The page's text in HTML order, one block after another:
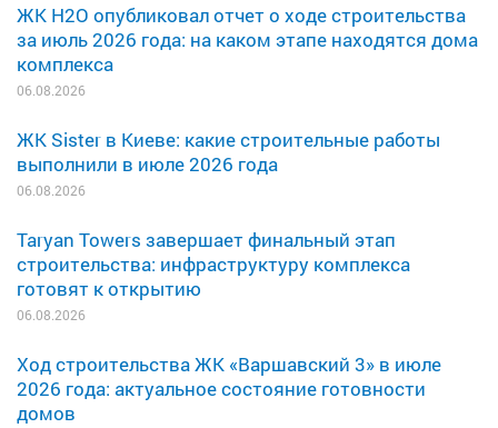
ЖК H2O опубликовал отчет о ходе строительства
за июль 2026 года: на каком этапе находятся дома
комплекса
06.08.2026
ЖК Sister в Киеве: какие строительные работы
выполнили в июле 2026 года
06.08.2026
Taryan Towers завершает финальный этап
строительства: инфраструктуру комплекса
готовят к открытию
06.08.2026
Ход строительства ЖК «Варшавский 3» в июле
2026 года: актуальное состояние готовности
домов